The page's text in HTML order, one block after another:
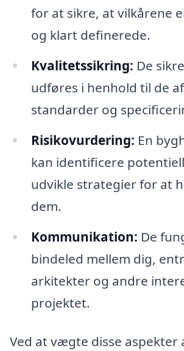
for at sikre, at vilkårene
og klart definerede.
Kvalitetssikring: De
udføres i henhold til de
standarder og
Risikovurdering: En
kan identificere
udvikle strategier for at
dem.
Kommunikation: De
bindeled mellem dig,
arkitekter og andre
projektet.
Ved at vægte disse aspekter